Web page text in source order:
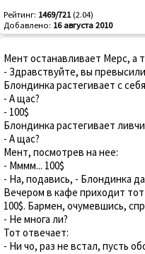
Рейтинг: 1469/721 (2.04)
Добавлено: 16 августа 2010
Мент останавливает Мерс, а
- Здравствуйте, вы
Блондинка растегивает с
- А щас?
- 100$
Блондинка растегивает
- А щас?
Мент, посмотрев на нее:
- Мммм... 100$
- На, подавись, - Блондинка
Вечером в кафе приходит
100$. Бармен, очумевшись,
- Не многа ли?
Тот отвечает:
- Ни чо, раз не встал, пусть